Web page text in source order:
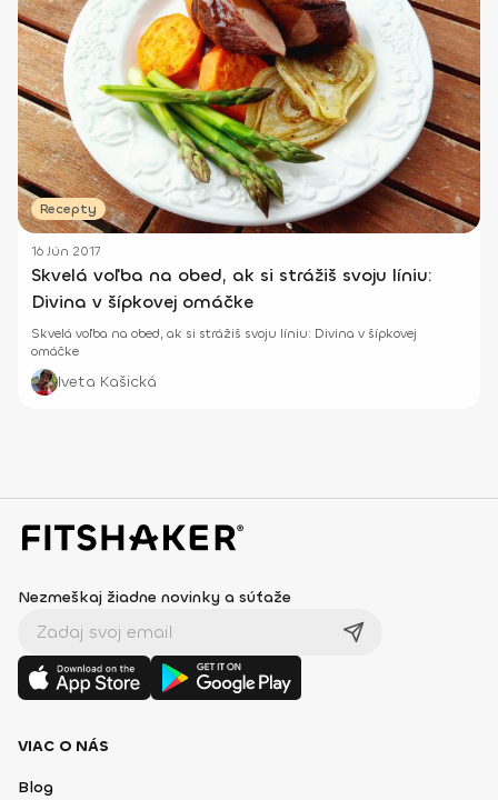
Recepty
16 Jún 2017
Skvelá voľba na obed, ak si strážiš svoju líniu:
Divina v šípkovej omáčke
Skvelá voľba na obed, ak si strážiš svoju líniu: Divina v šípkovej
omáčke
Iveta Kašická
Nezmeškaj žiadne novinky a súťaže
VIAC O NÁS
Blog